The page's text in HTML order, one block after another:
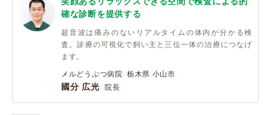
確な診断を提供する
超音波は痛みのないリアルタイムの体内が分かる検
査。診療の可視化で飼い主と三位一体の治療につなげ
ます。
メルどうぶつ病院 栃木県 小山市
國分 広光 院長